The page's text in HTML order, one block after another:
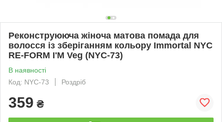
Реконструююча жіноча матова помада для
волосся із зберіганням кольору Immortal NYC
RE-FORM I'M Veg (NYC-73)
В наявності
Код: NYC-73
Роздріб
359 ₴